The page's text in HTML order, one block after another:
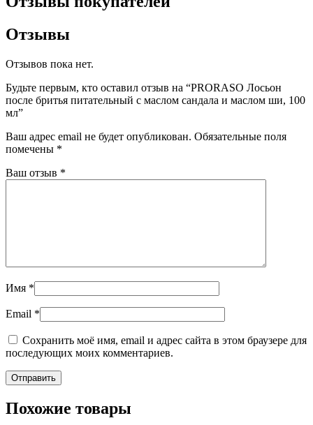
Отзывы
Отзывов пока нет.
Будьте первым, кто оставил отзыв на “PRORASO Лосьон
после бритья питательный с маслом сандала и маслом ши, 100
мл”
Ваш адрес email не будет опубликован. Обязательные поля
помечены *
Ваш отзыв *
Имя *
Email *
Сохранить моё имя, email и адрес сайта в этом браузере для
последующих моих комментариев.
Похожие товары